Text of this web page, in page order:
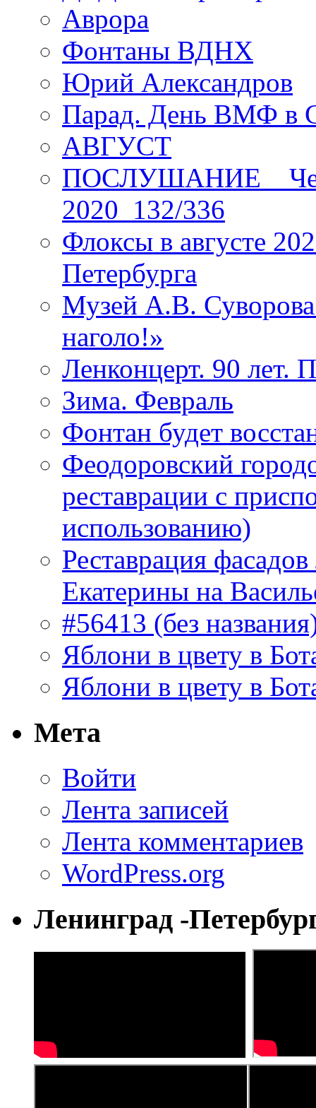
Аврора
Фонтаны ВДНХ
Юрий Александров
Парад. День ВМФ в
АВГУСТ
ПОСЛУШАНИЕ _
2020_132/336
Флоксы в августе
Петербурга
Музей А.В.
наголо!»
Ленконцерт. 90 лет.
Зима. Февраль
Фонтан будет
Феодоровский
реставрации с
использованию)
Реставрация
Екатерины на
#56413 (без
Яблони в цвету в
Яблони в цвету в
Мета
Войти
Лента записей
Лента комментариев
WordPress.org
Ленинград -